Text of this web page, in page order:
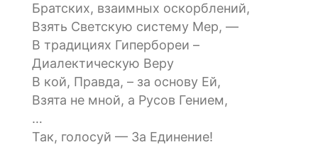
Братских, взаимных оскорблений,
Взять Светскую систему Мер, —
В традициях Гипербореи –
Диалектическую Веру
В кой, Правда, – за основу Ей,
Взята не мной, а Русов Гением,
…
Так, голосуй — За Единение!